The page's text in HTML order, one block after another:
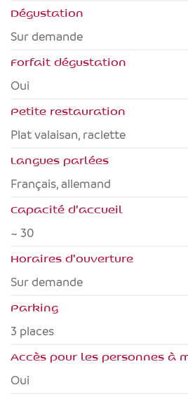
Dégustation
Sur demande
Forfait dégustation
Oui
Petite restauration
Plat valaisan, raclette
Langues parlées
français, allemand
Capacité d'accueil
~ 30
Horaires d'ouverture
Sur demande
Parking
3 places
Accès pour les personnes à
oui